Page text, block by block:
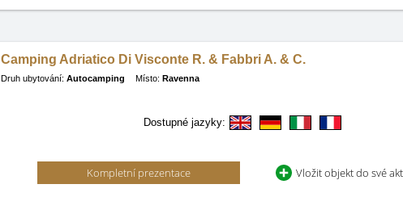
Camping Adriatico Di Visconte R. & Fabbri A. & C.
Druh ubytování: Autocamping Místo: Ravenna
Dostupné jazyky:
Kompletní prezentace Vložit objekt do své